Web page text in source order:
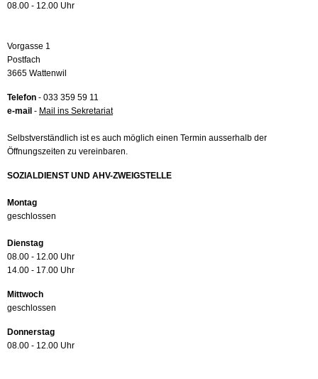
08.00 - 12.00 Uhr
Vorgasse 1
Postfach
3665 Wattenwil
Telefon - 033 359 59 11
e-mail - Mail ins Sekretariat
Selbstverständlich ist es auch möglich einen Termin ausserhalb der
Öffnungszeiten zu vereinbaren.
SOZIALDIENST UND AHV-ZWEIGSTELLE
Montag
geschlossen
Dienstag
08.00 - 12.00 Uhr
14.00 - 17.00 Uhr
Mittwoch
geschlossen
Donnerstag
08.00 - 12.00 Uhr